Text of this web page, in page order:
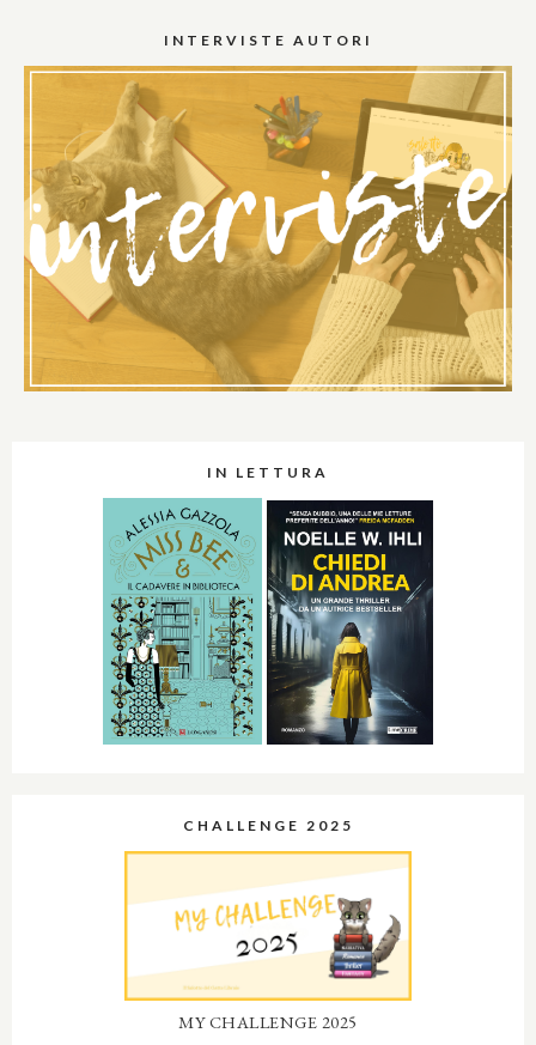
INTERVISTE AUTORI
IN LETTURA
CHALLENGE 2025
MY CHALLENGE 2025